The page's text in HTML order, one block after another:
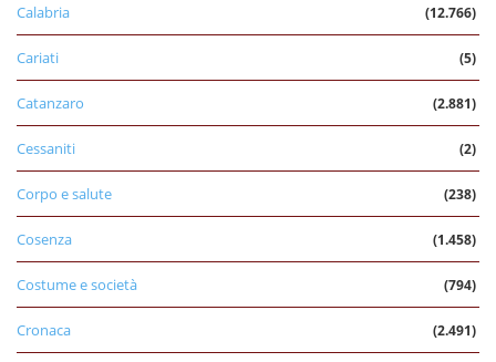
Calabria (12.766)
Cariati (5)
Catanzaro (2.881)
Cessaniti (2)
Corpo e salute (238)
Cosenza (1.458)
Costume e società (794)
Cronaca (2.491)